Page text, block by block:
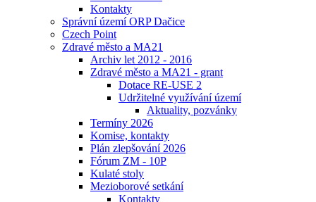
Kontakty
Správní území ORP Dačice
Czech Point
Zdravé město a MA21
Archiv let 2012 - 2016
Zdravé město a MA21 - grant
Dotace RE-USE 2
Udržitelné využívání území
Aktuality, pozvánky
Termíny 2026
Komise, kontakty
Plán zlepšování 2026
Fórum ZM - 10P
Kulaté stoly
Mezioborové setkání
Kontakty